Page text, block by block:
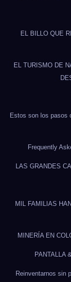
EL BILLO QUE
EL TURISMO DE
Estos son los pasos
Frequently
LAS GRANDES
MIL FAMILIAS
MINERÍA EN
PANTALLA
Reinventarnos sin